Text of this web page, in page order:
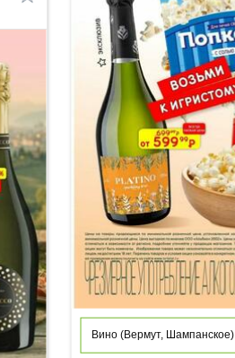
Вино (Вермут, Шампанское)